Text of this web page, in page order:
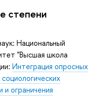
степени
Национальный
"Высшая школа
Интеграция опросных
и ограничения